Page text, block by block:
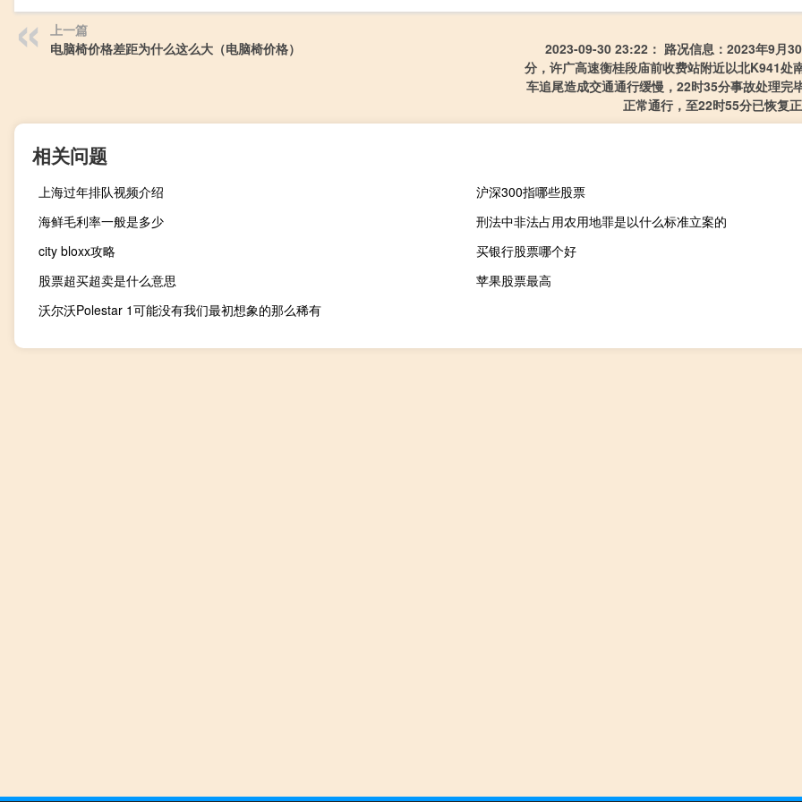
上一篇
电脑椅价格差距为什么这么大（电脑椅价格）
2023-09-30 23:22： 路况信息：2023年9月
分，许广高速衡桂段庙前收费站附近以北K941处
车追尾造成交通通行缓慢，22时35分事故处理完
正常通行，至22时55分已恢复
相关问题
上海过年排队视频介绍
沪深300指哪些股票
海鲜毛利率一般是多少
刑法中非法占用农用地罪是以什么标准立案的
city bloxx攻略
买银行股票哪个好
股票超买超卖是什么意思
苹果股票最高
沃尔沃Polestar 1可能没有我们最初想象的那么稀有